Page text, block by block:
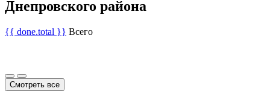
Днепровского района
{{ done.total }} Всего
Смотреть все